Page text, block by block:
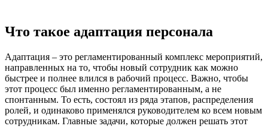
Что такое адаптация персонала
Адаптация – это регламентированный комплекс мероприятий,
направленных на то, чтобы новый сотрудник как можно
быстрее и полнее влился в рабочий процесс. Важно, чтобы
этот процесс был именно регламентированным, а не
спонтанным. То есть, состоял из ряда этапов, распределения
ролей, и одинаково применялся руководителем ко всем новым
сотрудникам. Главные задачи, которые должен решать этот